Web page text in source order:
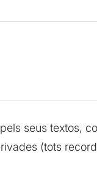
seus textos,
(tots